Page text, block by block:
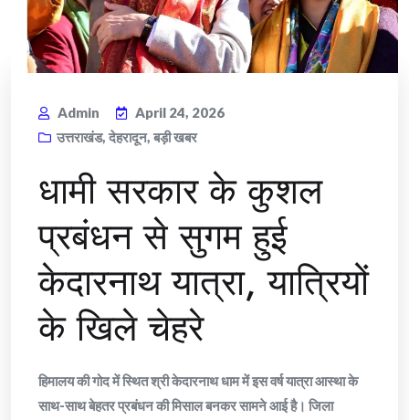
Admin
April 24, 2026
उत्तराखंड, देहरादून, बड़ी खबर
धामी सरकार के कुशल
प्रबंधन से सुगम हुई
केदारनाथ यात्रा, यात्रियों
के खिले चेहरे
हिमालय की गोद में स्थित श्री केदारनाथ धाम में इस वर्ष यात्रा आस्था के
साथ-साथ बेहतर प्रबंधन की मिसाल बनकर सामने आई है। जिला